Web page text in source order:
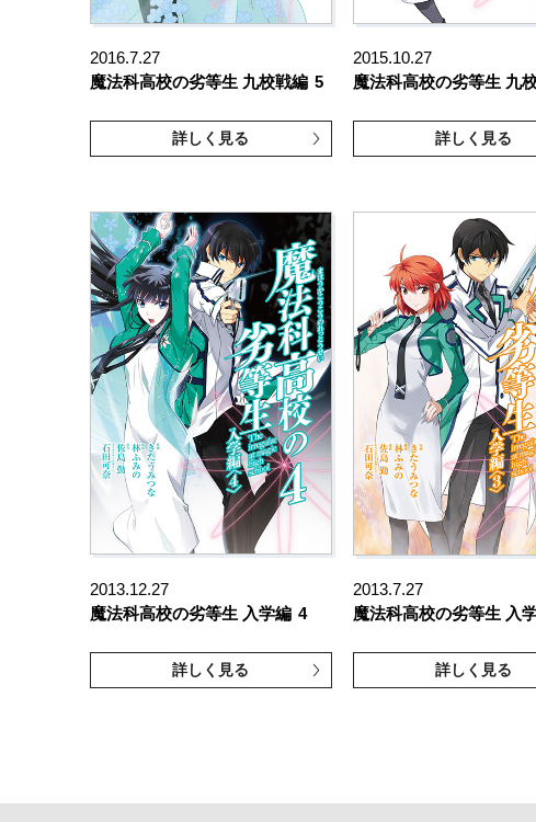
2016.7.27
魔法科高校の劣等生 九校戦編 5
詳しく見る
2015.10.27
魔法科高校の劣等生 九
詳しく見る
2013.12.27
魔法科高校の劣等生 入学編 4
詳しく見る
2013.7.27
魔法科高校の劣等生 入
詳しく見る